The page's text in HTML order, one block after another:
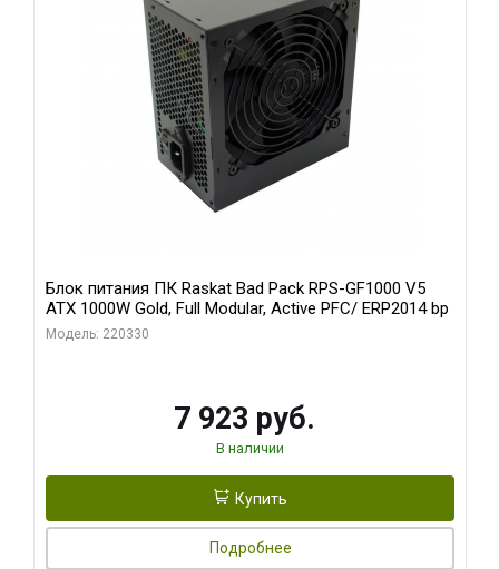
Блок питания ПК Raskat Bad Pack RPS-GF1000 V5
ATX 1000W Gold, Full Modular, Active PFC/ ERP2014 bp
Модель: 220330
7 923 руб.
В наличии
Купить
Подробнее